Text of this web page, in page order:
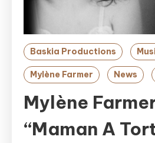
Baskia Productions
Mylène Farmer News
Mylène
“Maman A